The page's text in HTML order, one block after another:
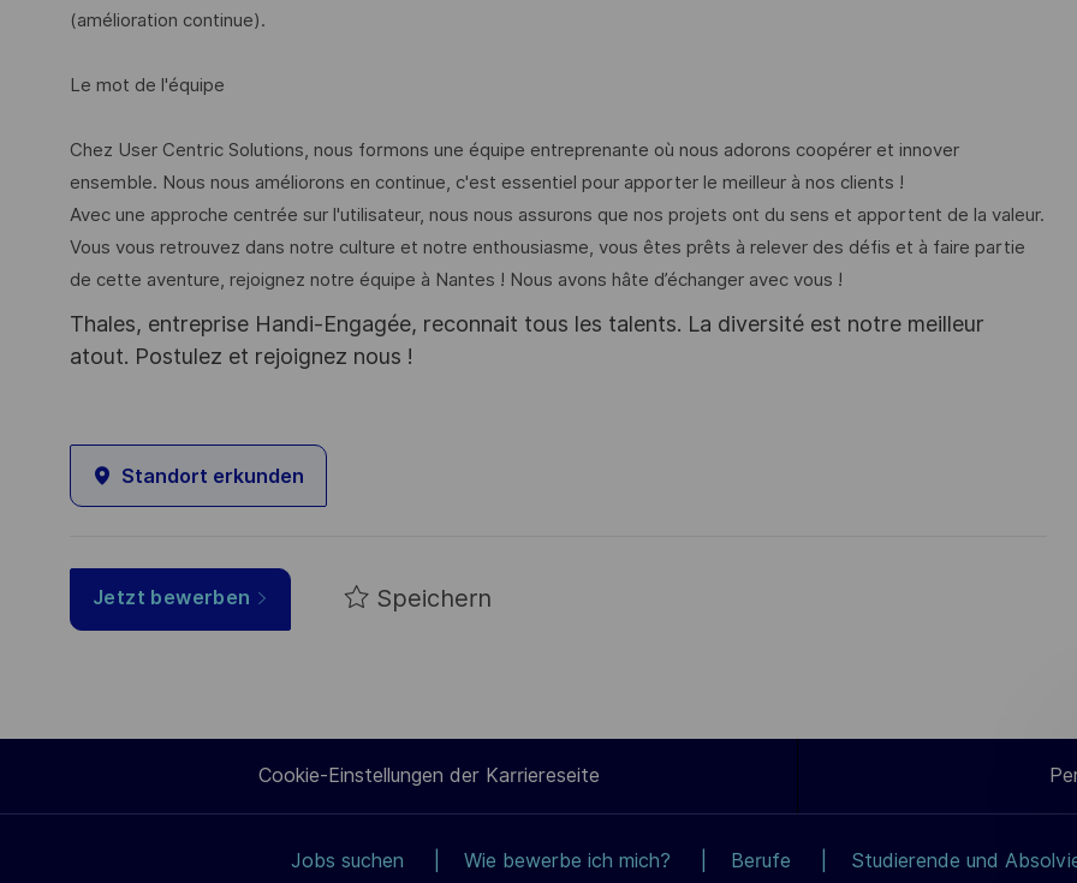
(amélioration continue).
Le mot de l'équipe
Chez User Centric Solutions, nous formons une équipe entreprenante où nous adorons coopérer et innover
ensemble. Nous nous améliorons en continue, c'est essentiel pour apporter le meilleur à nos clients !
Avec une approche centrée sur l'utilisateur, nous nous assurons que nos projets ont du sens et apportent de la valeur.
Vous vous retrouvez dans notre culture et notre enthousiasme, vous êtes prêts à relever des défis et à faire partie
de cette aventure, rejoignez notre équipe à Nantes ! Nous avons hâte d’échanger avec vous !
Thales, entreprise Handi-Engagée, reconnait tous les talents. La diversité est notre meilleur
atout. Postulez et rejoignez nous !
Standort erkunden
Jetzt bewerben Speichern
Cookie-Einstellungen der Karriereseite
Jobs suchen Wie bewerbe ich mich? Berufe Studierende und